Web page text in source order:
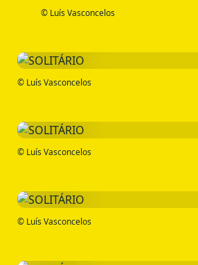
© Luís Vasconcelos
© Luís Vasconcelos
© Luís Vasconcelos
© Luís Vasconcelos